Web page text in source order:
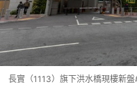
長實（1113）旗下洪水橋現樓新盤